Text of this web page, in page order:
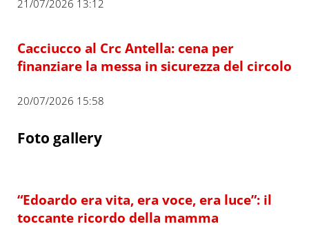
21/07/2026 13:12
Cacciucco al Crc Antella: cena per
finanziare la messa in sicurezza del circolo
20/07/2026 15:58
Foto gallery
“Edoardo era vita, era voce, era luce”: il
toccante ricordo della mamma